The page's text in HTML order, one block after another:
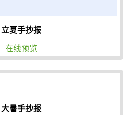
立夏手抄报
在线预览
大暑手抄报